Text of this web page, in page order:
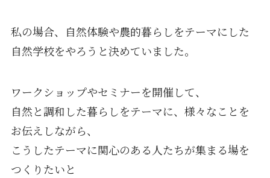
私の場合、自然体験や農的暮らしをテーマにした
自然学校をやろうと決めていました。
ワークショップやセミナーを開催して、
自然と調和した暮らしをテーマに、様々なことを
お伝えしながら、
こうしたテーマに関心のある人たちが集まる場を
つくりたいと